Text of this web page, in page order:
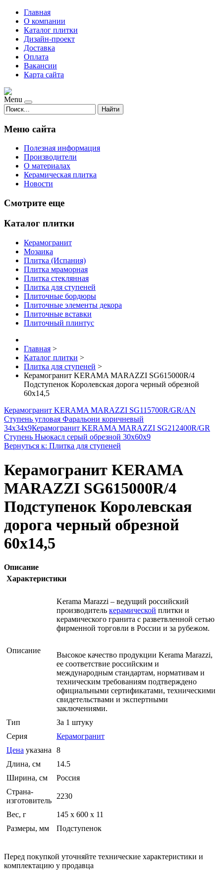
Главная
О компании
Каталог плитки
Дизайн-проект
Доставка
Оплата
Вакансии
Карта сайта
Menu
Найти
Меню сайта
Полезная информация
Производители
О материалах
Керамическая плитка
Новости
Смотрите еще
Каталог плитки
Керамогранит
Мозаика
Плитка (Испания)
Плитка мраморная
Плитка стеклянная
Плитка для ступеней
Плиточные бордюры
Плиточные элементы декора
Плиточные вставки
Плиточный плинтус
Главная >
Каталог плитки >
Плитка для ступеней >
Керамогранит KERAMA MARAZZI SG615000R/4
Подступенок Королевская дорога черный обрезной
60х14,5
Керамогранит KERAMA MARAZZI SG115700R/GR/AN
Ступень угловая Фаральони коричневый
34х34х9Керамогранит KERAMA MARAZZI SG212400R/GR
Ступень Ньюкасл серый обрезной 30х60х9
Вернуться к: Плитка для ступеней
Керамогранит KERAMA
MARAZZI SG615000R/4
Подступенок Королевская
дорога черный обрезной
60х14,5
Описание
Характеристики
Описание
Kerama Marazzi – ведущий российский
производитель керамической плитки и
керамического гранита с разветвленной сетью
фирменной торговли в России и за рубежом.
Высокое качество продукции Kerama Marazzi,
ее соответствие российским и
международным стандартам, нормативам и
техническим требованиям подтверждено
официальными сертификатами, техническими
свидетельствами и экспертными
заключениями.
Тип
За 1 штуку
Серия
Керамогранит
Цена указана 8
Длина, см
14.5
Ширина, см
Россия
Страна-
изготовитель
2230
Вес, г
145 х 600 х 11
Размеры, мм
Подступенок
Перед покупкой уточняйте технические характеристики и
комплектацию у продавца